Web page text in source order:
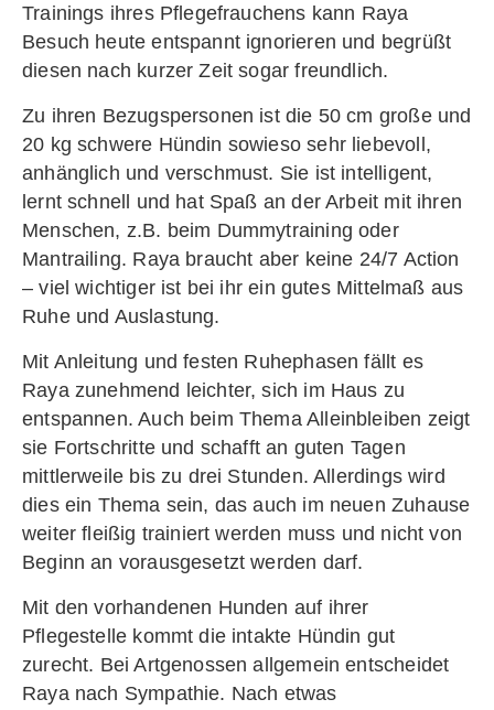
Trainings ihres Pflegefrauchens kann Raya
Besuch heute entspannt ignorieren und begrüßt
diesen nach kurzer Zeit sogar freundlich.
Zu ihren Bezugspersonen ist die 50 cm große und
20 kg schwere Hündin sowieso sehr liebevoll,
anhänglich und verschmust. Sie ist intelligent,
lernt schnell und hat Spaß an der Arbeit mit ihren
Menschen, z.B. beim Dummytraining oder
Mantrailing. Raya braucht aber keine 24/7 Action
– viel wichtiger ist bei ihr ein gutes Mittelmaß aus
Ruhe und Auslastung.
Mit Anleitung und festen Ruhephasen fällt es
Raya zunehmend leichter, sich im Haus zu
entspannen. Auch beim Thema Alleinbleiben zeigt
sie Fortschritte und schafft an guten Tagen
mittlerweile bis zu drei Stunden. Allerdings wird
dies ein Thema sein, das auch im neuen Zuhause
weiter fleißig trainiert werden muss und nicht von
Beginn an vorausgesetzt werden darf.
Mit den vorhandenen Hunden auf ihrer
Pflegestelle kommt die intakte Hündin gut
zurecht. Bei Artgenossen allgemein entscheidet
Raya nach Sympathie. Nach etwas